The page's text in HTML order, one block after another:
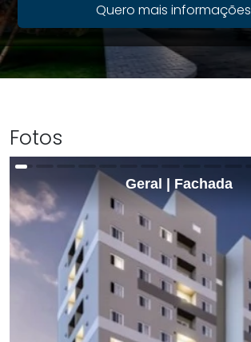
Quero mais informações
Fotos
Geral | Fachada